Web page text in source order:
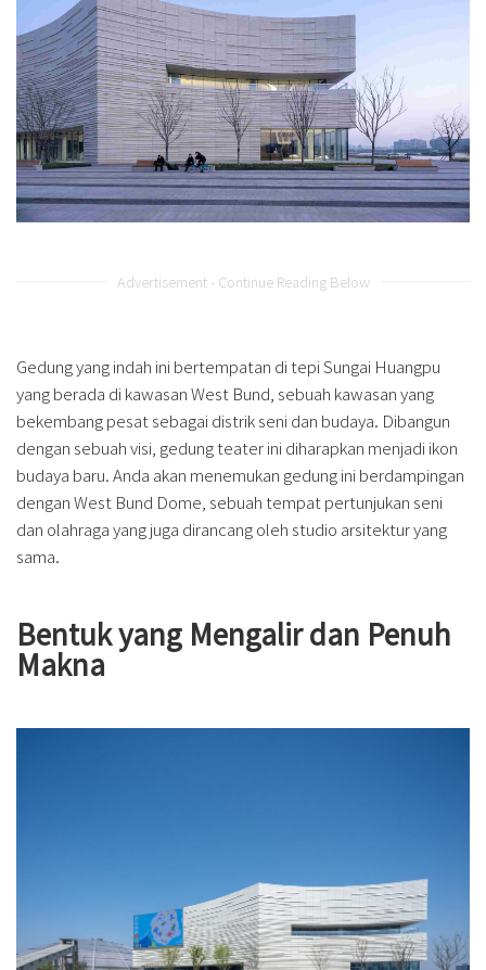
Advertisement - Continue Reading Below
Gedung yang indah ini bertempatan di tepi Sungai Huangpu
yang berada di kawasan West Bund, sebuah kawasan yang
bekembang pesat sebagai distrik seni dan budaya. Dibangun
dengan sebuah visi, gedung teater ini diharapkan menjadi ikon
budaya baru. Anda akan menemukan gedung ini berdampingan
dengan West Bund Dome, sebuah tempat pertunjukan seni
dan olahraga yang juga dirancang oleh studio arsitektur yang
sama.
Bentuk yang Mengalir dan Penuh
Makna